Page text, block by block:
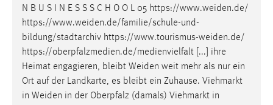
N B U S I N E S S S C H O O L 05 https://www.weiden.de/
https://www.weiden.de/familie/schule-und-
bildung/stadtarchiv https://www.tourismus-weiden.de/
https://oberpfalzmedien.de/medienvielfalt [...] ihre
Heimat engagieren, bleibt Weiden weit mehr als nur ein
Ort auf der Landkarte, es bleibt ein Zuhause. Viehmarkt
in Weiden in der Oberpfalz (damals) Viehmarkt in
STATISTIK
Statistik Cookies erfassen Informationen anonym.
Diese Informationen helfen uns zu verstehen, wie
unsere Besucher unsere Website nutzen.